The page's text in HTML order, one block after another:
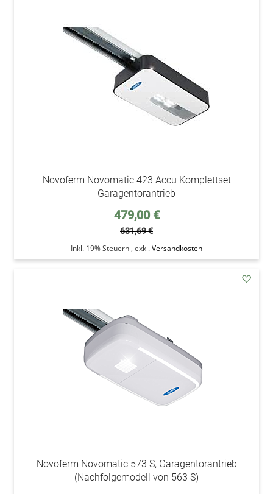
Novoferm Novomatic 423 Accu Komplettset
Garagentorantrieb
Sonderpreis
479,00 €
631,69 €
Inkl. 19% Steuern , exkl.Versandkosten
Novoferm Novomatic 573 S, Garagentorantrieb
(Nachfolgemodell von 563 S)